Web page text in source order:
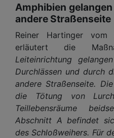
Amphibien
andere Straßenseite
Reiner Hartinger vom
erläutert die
Leiteinrichtung
Durchlässen und durch
andere Straßenseite.
die Tötung von
Teillebensräume
Abschnitt A befindet
des Schloßweihers. Für